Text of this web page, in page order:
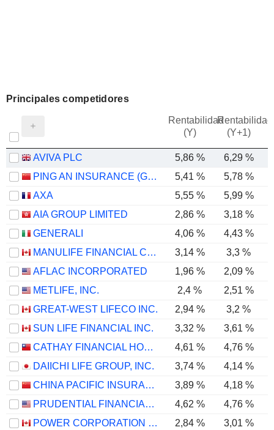
Principales competidores
Rentabilidad
(Y)
Rentabilidad
(Y+1)
AVIVA PLC 5,86 % 6,29 %
PING AN INSURANCE (GROUP) COMPANY OF CHINA, LTD.
5,41 %
5,78 %
AXA
5,55 % 5,99 %
AIA GROUP LIMITED
2,86 % 3,18 %
GENERALI
4,06 % 4,43 %
MANULIFE FINANCIAL CORPORATION
3,14 %
3,3 %
AFLAC INCORPORATED
1,96 % 2,09 %
METLIFE, INC.
2,4 % 2,51 %
GREAT-WEST LIFECO INC.
2,94 % 3,2 %
SUN LIFE FINANCIAL INC.
3,32 % 3,61 %
CATHAY FINANCIAL HOLDING CO., LTD.
4,61 % 4,76 %
DAIICHI LIFE GROUP, INC.
3,74 % 4,14 %
CHINA PACIFIC INSURANCE (GROUP) CO., LTD.
3,89 %
4,18 %
PRUDENTIAL FINANCIAL, INC.
4,62 % 4,76 %
POWER CORPORATION OF CANADA
2,84 % 3,01 %